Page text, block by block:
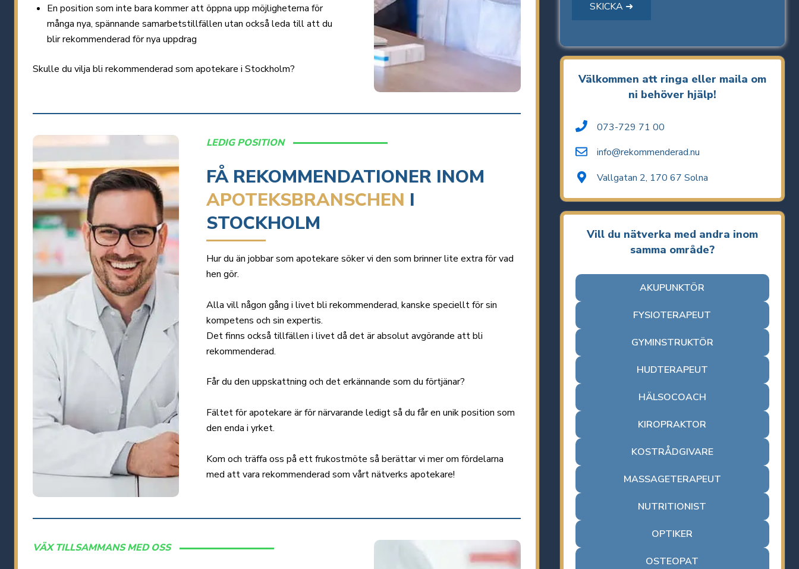
En position som inte bara kommer att öppna upp möjligheterna för
många nya, spännande samarbetstillfällen utan också leda till att du
blir rekommenderad för nya uppdrag
Skulle du vilja bli rekommenderad som apotekare i Stockholm?
LEDIG POSITION
FÅ REKOMMENDATIONER INOM
APOTEKSBRANSCHEN I
STOCKHOLM
Hur du än jobbar som apotekare söker vi den som brinner lite extra för vad
hen gör.
Alla vill någon gång i livet bli rekommenderad, kanske speciellt för sin
kompetens och sin expertis.
Det finns också tillfällen i livet då det är absolut avgörande att bli
rekommenderad.
Får du den uppskattning och det erkännande som du förtjänar?
Fältet för apotekare är för närvarande ledigt så du får en unik position som
den enda i yrket.
Kom och träffa oss på ett frukostmöte så berättar vi mer om fördelarna
med att vara rekommenderad som vårt nätverks apotekare!
VÄX TILLSAMMANS MED OSS
Välkommen att ringa eller maila om
ni behöver hjälp!
073-729 71 00
info@rekommenderad.nu
Vallgatan 2, 170 67 Solna
Vill du nätverka med andra inom
samma område?
AKUPUNKTÖR
FYSIOTERAPEUT
GYMINSTRUKTÖR
HUDTERAPEUT
HÄLSOCOACH
KIROPRAKTOR
KOSTRÅDGIVARE
MASSAGETERAPEUT
NUTRITIONIST
OPTIKER
OSTEOPAT